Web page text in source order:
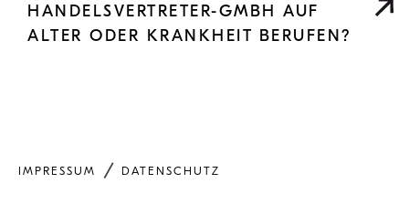
HANDELSVERTRETER-GMBH AUF
ALTER ODER KRANKHEIT BERUFEN?
IMPRESSUM DATENSCHUTZ